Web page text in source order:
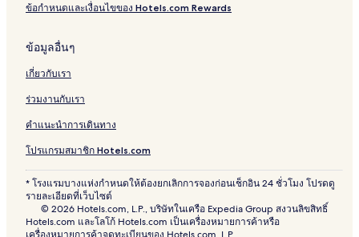
ข้อกำหนดและเงื่อนไขของ Hotels.com Rewards
ข้อมูลอื่นๆ
เกี่ยวกับเรา
ร่วมงานกับเรา
คำแนะนำการเดินทาง
โปรแกรมสมาชิก Hotels.com
* โรงแรมบางแห่งกำหนดให้ต้องยกเลิกการจองก่อนเช็กอิน 24 ชั่วโมง โปรดดู
รายละเอียดที่เว็บไซต์
© 2026 Hotels.com, L.P., บริษัทในเครือ Expedia Group สงวนลิขสิทธิ์
Hotels.com และโลโก้ Hotels.com เป็นเครื่องหมายการค้าหรือ